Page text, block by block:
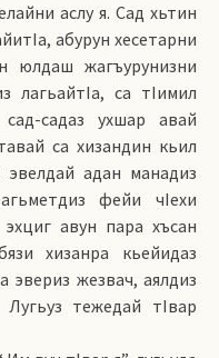
аслу я. Сад хьтин
абурун хесетарни
юлдаш жагъурунизни
лагьайтIа, са тIимил
садаз ухшар авай
са хизандин кьил
эвелдай адан манадиз
фейи чIехи
авун пара хъсан
хизанра кьейидаз
эвериз жезвач, аялдиз
тежедай тIвар